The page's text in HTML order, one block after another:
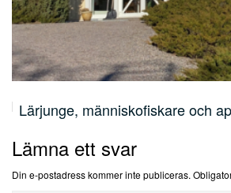
Lärjunge, människofiskare och
Lämna ett svar
Din e-postadress kommer inte publiceras.